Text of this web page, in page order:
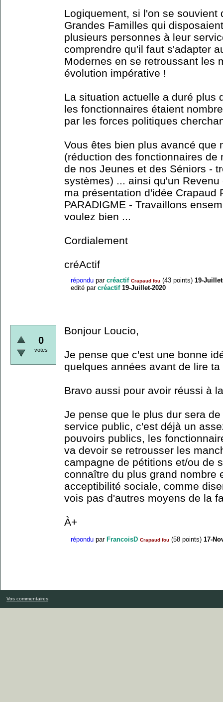
Logiquement, si l'on se souvient
Grandes Familles qui
plusieurs personnes à leur
comprendre qu'il faut s'adapter
Modernes en se retroussant les
évolution impérative !
La situation actuelle a duré plus
les fonctionnaires étaient
par les forces politiques
Vous êtes bien plus avancé que
(réduction des fonctionnaires de
de nos Jeunes et des Séniors -
systèmes) ... ainsi qu'un
ma présentation d'idée Crapaud
PARADIGME - Travaillons
voulez bien ...
Cordialement
créActif
répondu par créactif Crapaud fou (43 points) 19-
edité par créactif 19-Juillet-2020
0
votes
Bonjour Loucio,
Je pense que c'est une bonne
quelques années avant de lire
Bravo aussi pour avoir réussi à
Je pense que le plus dur sera
service public, c'est déjà un
pouvoirs publics, les
va devoir se retrousser les
campagne de pétitions et/ou de
connaître du plus grand nombre
acceptibilité sociale, comme
vois pas d'autres moyens de la
À+
répondu par FrancoisD Crapaud fou (58 points) 17-
Vos commentaires